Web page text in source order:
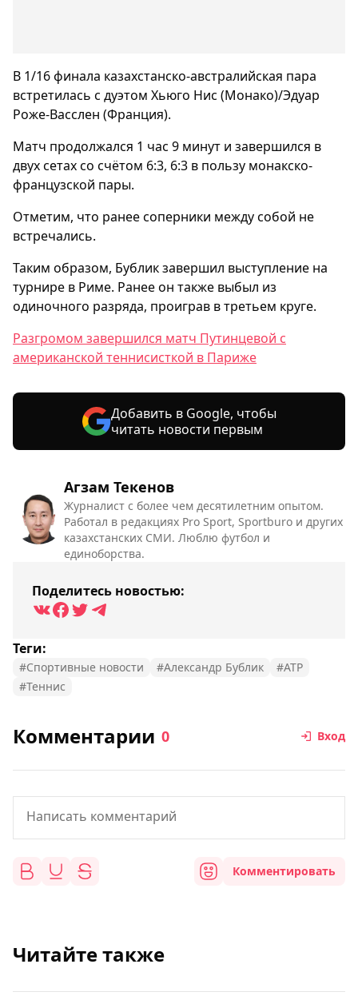
Агзам Текенов
Журналист с более чем десятилетним опытом.
Работал в редакциях Pro Sport, Sportburo и других
казахстанских СМИ. Люблю футбол и
единоборства.
Поделитесь новостью:
Теги:
#Спортивные новости #Александр Бублик
#ATP
#Теннис
В 1/16 финала казахстанско-австралийская пара
встретилась с дуэтом Хьюго Нис (Монако)/Эдуар
Роже-Васслен (Франция).
Матч продолжался 1 час 9 минут и завершился в
двух сетах со счётом 6:3, 6:3 в пользу монакско-
французской пары.
Отметим, что ранее соперники между собой не
встречались.
Таким образом, Бублик завершил выступление на
турнире в Риме. Ранее он также выбыл из
одиночного разряда, проиграв в третьем круге.
Разгромом завершился матч Путинцевой с
американской теннисисткой в Париже
Добавить в Google, чтобы
читать новости первым
Комментарии 0 Вход
Комментировать
Читайте также